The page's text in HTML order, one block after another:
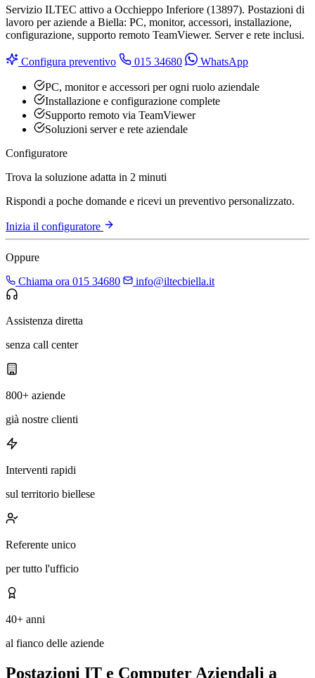
Servizio ILTEC attivo a Occhieppo Inferiore (13897). Postazioni di
lavoro per aziende a Biella: PC, monitor, accessori, installazione,
configurazione, supporto remoto TeamViewer. Server e rete inclusi.
Configura preventivo 015 34680 WhatsApp
PC, monitor e accessori per ogni ruolo aziendale
Installazione e configurazione complete
Supporto remoto via TeamViewer
Soluzioni server e rete aziendale
Configuratore
Trova la soluzione adatta in 2 minuti
Rispondi a poche domande e ricevi un preventivo personalizzato.
Inizia il configuratore
Oppure
Chiama ora 015 34680
info@iltecbiella.it
Assistenza diretta
senza call center
800+ aziende
già nostre clienti
Interventi rapidi
sul territorio biellese
Referente unico
per tutto l'ufficio
40+ anni
al fianco delle aziende
Postazioni IT e Computer Aziendali a